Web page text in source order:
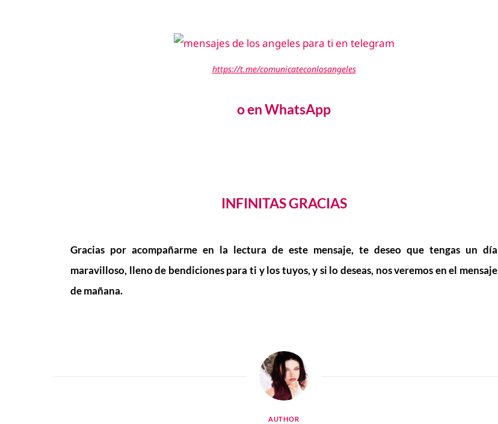
https://t.me/comunicateconlosangeles
o en WhatsApp
INFINITAS GRACIAS
Gracias por acompañarme en la lectura de este mensaje, te deseo que tengas un día
maravilloso, lleno de bendiciones para ti y los tuyos, y si lo deseas, nos veremos en el mensaje
de mañana.
AUTHOR